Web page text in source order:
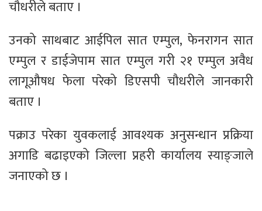
चौधरीले बताए ।
उनको साथबाट आईपिल सात एम्पुल, फेनरागन सात
एम्पुल र डाईजेपाम सात एम्पुल गरी २१ एम्पुल अवैध
लागूऔषध फेला परेको डिएसपी चौधरीले जानकारी
बताए ।
पक्राउ परेका युवकलाई आवश्यक अनुसन्धान प्रक्रिया
अगाडि बढाइएको जिल्ला प्रहरी कार्यालय स्याङ्जाले
जनाएको छ ।